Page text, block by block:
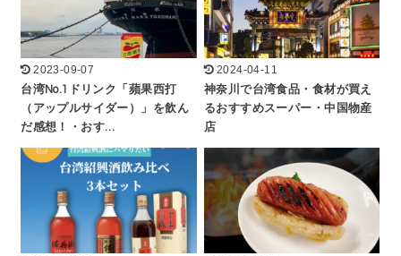
2023-09-07
台湾No.1ドリンク「蘋果西打
（アップルサイダー）」を飲ん
だ感想！・おす…
2024-04-11
神奈川で台湾食品・食材が買え
るおすすめスーパー・中国物産
店